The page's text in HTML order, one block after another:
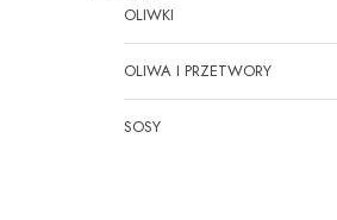
OLIWKI
OLIWA I PRZETWORY
SOSY